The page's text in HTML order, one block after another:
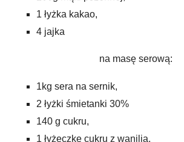
1 łyżka kakao,
4 jajka
na masę serową:
1kg sera na sernik,
2 łyżki śmietanki 30%
140 g cukru,
1 łyżeczkę cukru z wanilią,